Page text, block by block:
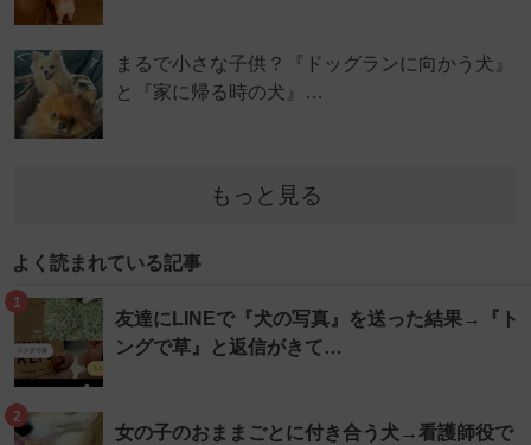
まるで小さな子供？『ドッグランに向かう犬』
と『家に帰る時の犬』…
もっと見る
よく読まれている記事
1
友達にLINEで『犬の写真』を送った結果→『ト
ングで草』と返信がきて…
2
女の子のおままごとに付き合う犬→看護師役で